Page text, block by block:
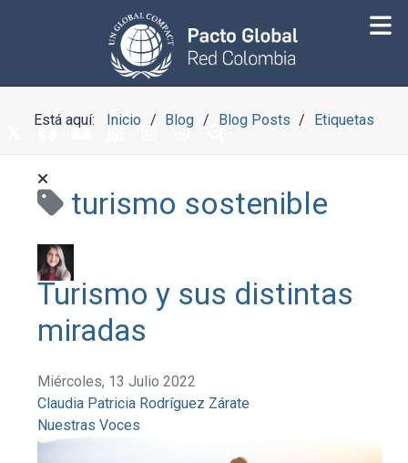
Está aquí: Inicio Blog Blog Posts Etiquetas
turismo sostenible
Turismo y sus distintas
miradas
Miércoles, 13 Julio 2022
Claudia Patricia Rodríguez Zárate
Nuestras Voces